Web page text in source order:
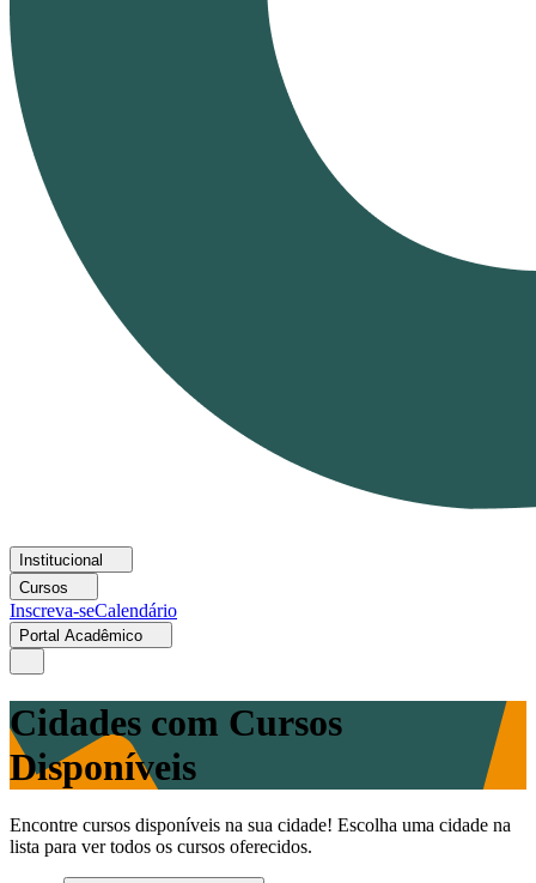
Institucional
Cursos
Inscreva-seCalendário
Portal Acadêmico
Cidades com Cursos
Disponíveis
Encontre cursos disponíveis na sua cidade! Escolha uma cidade na
lista para ver todos os cursos oferecidos.